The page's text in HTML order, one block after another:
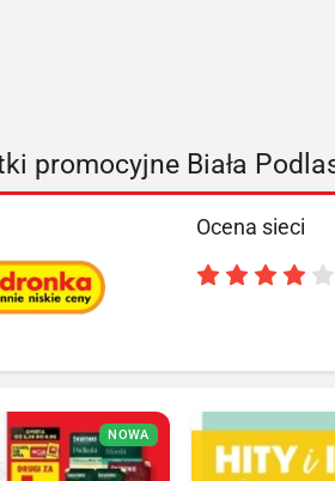
promocyjne Biała
Ocena sieci
NOWA